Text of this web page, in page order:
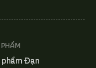
phẩm Đạn